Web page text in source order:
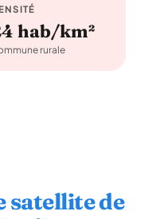
hab/km²
rurale
satellite de